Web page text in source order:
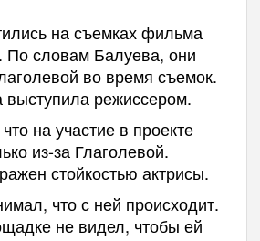
на съемках фильма
По словам Балуева, они
во время съемок.
выступила режиссером.
на участие в проекте
из-за Глаголевой.
стойкостью актрисы.
что с ней происходит.
не видел, чтобы ей